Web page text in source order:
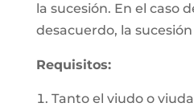
la sucesión. En el caso
desacuerdo, la
Requisitos:
Tanto el viudo o